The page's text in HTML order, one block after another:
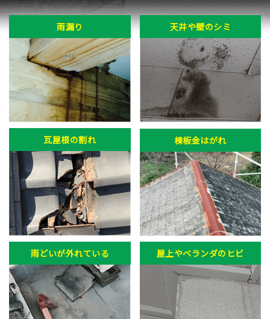
雨漏り 天井や壁のシミ
瓦屋根の割れ 棟板金はがれ
雨どいが外れている 屋上やベランダのヒビ